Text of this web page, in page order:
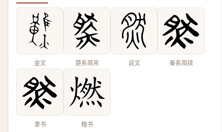
金文 楚系简帛 说文 秦系简牍
隶书 楷书